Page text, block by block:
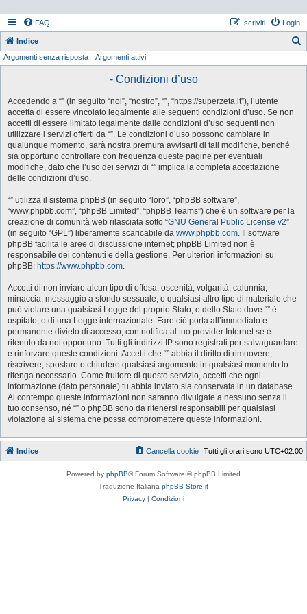
FAQ Login
Iscriviti
Indice
Argomenti senza risposta Argomenti attivi
- Condizioni d’uso
Accedendo a “” (in seguito “noi”, “nostro”, “”, “https://superzeta.it”), l’utente
accetta di essere vincolato legalmente alle seguenti condizioni d’uso. Se non
accetti di essere limitato legalmente dalle condizioni d’uso seguenti non
utilizzare i servizi offerti da “”. Le condizioni d’uso possono cambiare in
qualunque momento, sarà nostra premura avvisarti di tali modifiche, benché
sia opportuno controllare con frequenza queste pagine per eventuali
modifiche, dato che l’uso dei servizi di “” implica la completa accettazione
delle condizioni d’uso.
“” utilizza il sistema phpBB (in seguito “loro”, “phpBB software”,
“www.phpbb.com”, “phpBB Limited”, “phpBB Teams”) che è un software per la
creazione di comunità web rilasciata sotto “GNU General Public License v2”
(in seguito “GPL”) liberamente scaricabile da www.phpbb.com. Il software
phpBB facilita le aree di discussione internet; phpBB Limited non è
responsabile dei contenuti e della gestione. Per ulteriori informazioni su
phpBB: https://www.phpbb.com.
Accetti di non inviare alcun tipo di offesa, oscenità, volgarità, calunnia,
minaccia, messaggio a sfondo sessuale, o qualsiasi altro tipo di materiale che
può violare una qualsiasi Legge del proprio Stato, o dello Stato dove “” è
ospitato, o di una Legge internazionale. Fare ciò porta all’immediato e
permanente divieto di accesso, con notifica al tuo provider Internet se è
ritenuto da noi opportuno. Tutti gli indirizzi IP sono registrati per salvaguardare
e rinforzare queste condizioni. Accetti che “” abbia il diritto di rimuovere,
riscrivere, spostare o chiudere qualsiasi argomento in qualsiasi momento lo
ritenga necessario. Come fruitore di questo servizio, accetti che ogni
informazione (dato personale) tu abbia inviato sia conservata in un database.
Al contempo queste informazioni non saranno divulgate a nessuno senza il
tuo consenso, né “” o phpBB sono da ritenersi responsabili per qualsiasi
violazione al sistema che possa compromettere queste informazioni.
Indice Tutti gli orari sono UTC+02:00
Cancella cookie
Powered by phpBB® Forum Software © phpBB Limited
Traduzione Italiana phpBB-Store.it
Privacy | Condizioni